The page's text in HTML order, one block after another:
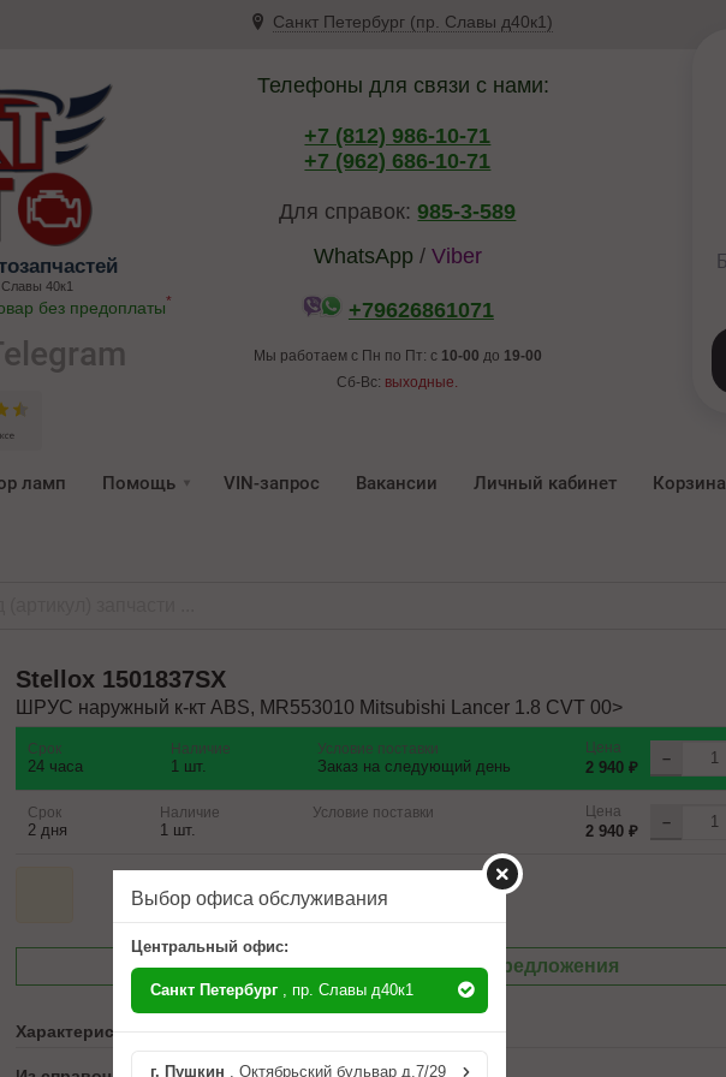
Санкт Петербург (пр. Славы д40к1)
40к1
без предоплаты*
Телефоны для связи с нами:
+7 (812) 986-10-71
+7 (962) 686-10-71
Для справок:985-3-589
WhatsApp / Viber
+79626861071
Мы работаем с Пн по Пт: с 10-00 до 19-00
Сб-Вс: выходные.
ламп Помощь VIN-запрос Вакансии Личный кабинет Корзина
Stellox 1501837SX
ШРУС наружный к-кт ABS, MR553010 Mitsubishi Lancer 1.8 CVT 00>
Срок
24 часа
Наличие
1 шт.
Условие поставки
Заказ на следующий день
Цена
2 940 ₽
–
Срок
2 дня
Наличие
1 шт.
Условие поставки Цена
2 940 ₽
–
Посмотреть другие предложения
Характеристики
Выбор офиса обслуживания
Центральный офис:
Санкт Петербург , пр. Славы д40к1
г. Пушкин , Октябрьский бульвар д.7/29